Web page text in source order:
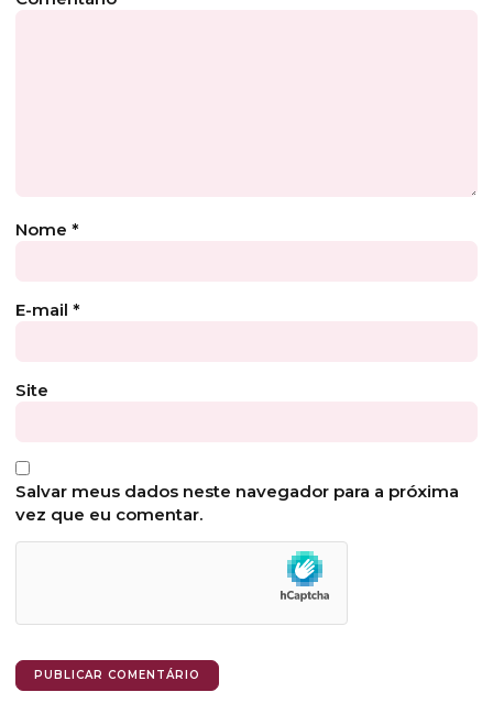
Nome *
E-mail *
Site
Salvar meus dados neste navegador para a próxima
vez que eu comentar.